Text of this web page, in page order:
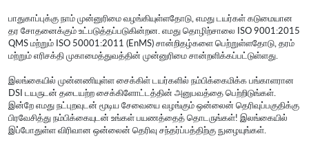
பாதுகாப்புக்கு நாம் முன்னுரிமை வழங்கியுள்ளதோடு, எமது டயர்கள் கடுமையான
தர சோதனைக்கும் உட்படுத்தப்படுகின்றன. எமது தொழிற்சாலை ISO 9001:2015
QMS மற்றும் ISO 50001:2011 (EnMS) சான்றிதழ்களை பெற்றுள்ளதோடு, தரம்
மற்றும் எரிசக்தி முகாமைத்துவத்தின் முன்னுரிமை சான்றளிக்கப்பட்டுள்ளது.
இலங்கையில் முன்னணியுள்ள சைக்கிள் டயர்களில் நம்பிக்கைமிக்க பங்காளரான
DSI டயருடன் தடையற்ற சைக்கிளோட்டத்தின் அனுபவத்தை பெற்றிடுங்கள்.
இன்றே எமது நட்புறவுடன் மூடிய சேவையை வழங்கும் ஒன்லைன் தெரிவுப்பகுதிக்கு
பிரவேசித்து நம்பிக்கையுடன் உங்கள் பயணத்தைத் தொடருங்கள்! இலங்கையில்
இப்போதுள்ள விரிவான ஒன்லைன் தெரிவு சந்தர்ப்பத்திற்கு நுழையுங்கள்.